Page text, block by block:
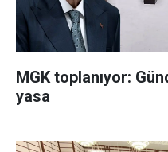
MGK toplanıyor:
yasa